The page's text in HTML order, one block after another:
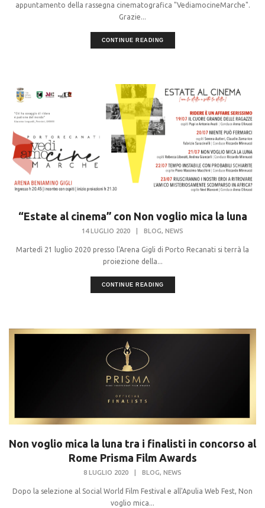
appuntamento della rassegna cinematografica "VediamocineMarche".
Grazie...
CONTINUE READING
“Estate al cinema” con Non voglio mica la luna
14 LUGLIO 2020 BLOG NEWS
Martedì 21 luglio 2020 presso l'Arena Gigli di Porto Recanati si terrà la
proiezione della...
CONTINUE READING
Non voglio mica la luna tra i finalisti in concorso al
Rome Prisma Film Awards
8 LUGLIO 2020 BLOG NEWS
Dopo la selezione al Social World Film Festival e all'Apulia Web Fest, Non
voglio mica...